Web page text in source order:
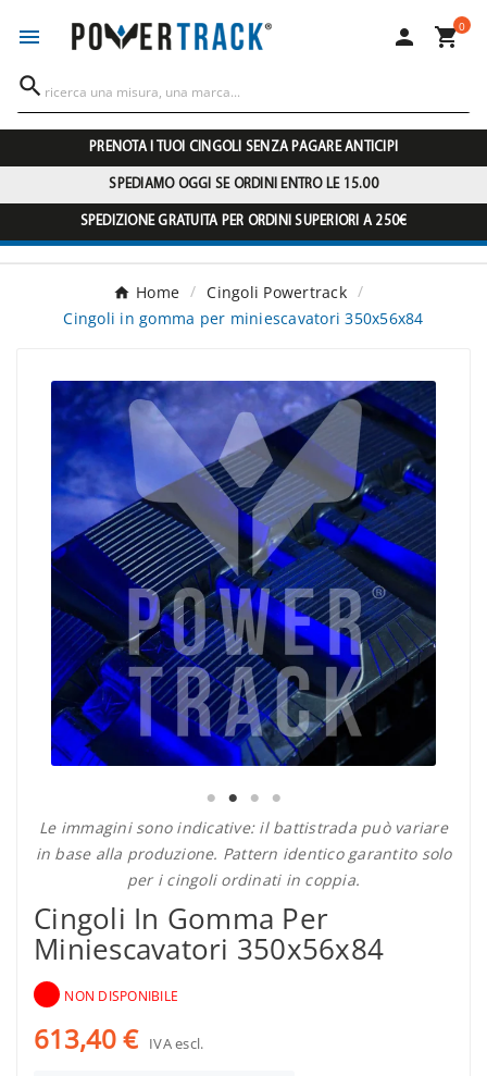
  0

PRENOTA I TUOI CINGOLI SENZA PAGARE ANTICIPI
SPEDIAMO OGGI SE ORDINI ENTRO LE 15.00
SPEDIZIONE GRATUITA PER ORDINI SUPERIORI A 250€
Home
Cingoli Powertrack
Cingoli in gomma per miniescavatori 350x56x84
Le immagini sono indicative: il battistrada può variare
in base alla produzione. Pattern identico garantito solo
per i cingoli ordinati in coppia.
Cingoli In Gomma Per
Miniescavatori 350x56x84
NON DISPONIBILE
613,40 € IVA escl.